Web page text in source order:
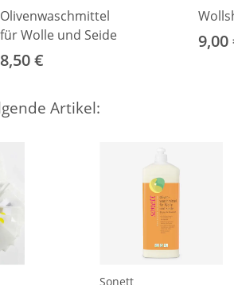
Olivenwaschmittel
für Wolle und Seide
8,50 €
9,00
Artikel:
Sonett